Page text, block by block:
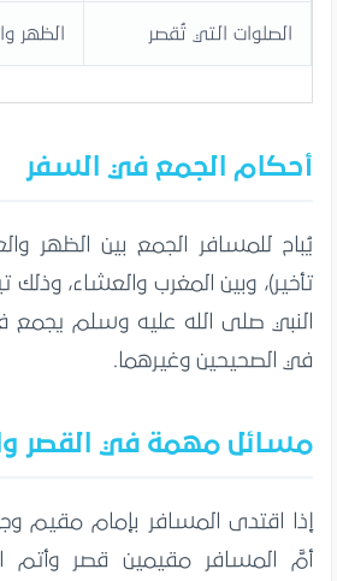
الصلوات التي تُقصر الظهر
أحكام الجمع في السفر
يُباح للمسافر الجمع بين الظهر
تأخير)، وبين المغرب والعشاء،
النبي صلى الله عليه وسلم
في الصحيحين وغيرهما.
مسائل مهمة في القصر
إذا اقتدى المسافر بإمام مقيم
أمَّ المسافر مقيمين قصر وأتم